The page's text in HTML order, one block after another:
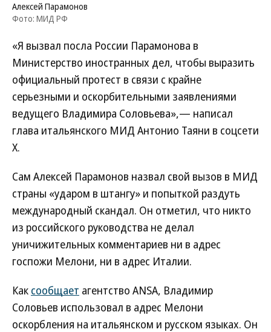
Алексей Парамонов
Фото: МИД РФ
«Я вызвал посла России Парамонова в
Министерство иностранных дел, чтобы выразить
официальный протест в связи с крайне
серьезными и оскорбительными заявлениями
ведущего Владимира Соловьева»,— написал
глава итальянского МИД Антонио Таяни в соцсети
Х.
Сам Алексей Парамонов назвал свой вызов в МИД
страны «ударом в штангу» и попыткой раздуть
международный скандал. Он отметил, что никто
из российского руководства не делал
уничижительных комментариев ни в адрес
госпожи Мелони, ни в адрес Италии.
Как сообщает агентство ANSA, Владимир
Соловьев использовал в адрес Мелони
оскорбления на итальянском и русском языках. Он